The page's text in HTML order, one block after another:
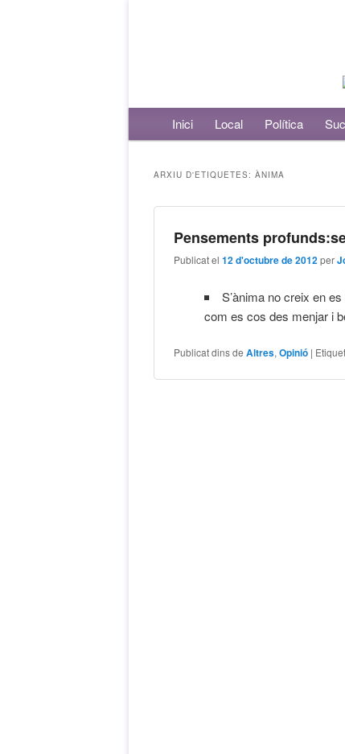
Menú principalAneu al contingut principal
Aneu al contingut secundari
Inici Local Política
ARXIU D'ETIQUETES: ÀNIMA
Pensements
Publicat el12 d'octubre de 2012per
S’ànima no creix en
com es cos des menjar i
Publicat dins de Altres,Opinió |